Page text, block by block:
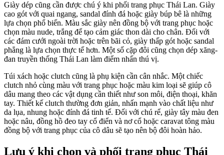
Giày dép cũng cần được chú ý khi phối trang phục Thái Lan. Giày
cao gót với quai ngang, sandal đính đá hoặc giày búp bê là những
lựa chọn phổ biến. Màu sắc giày nên đồng bộ với trang phục hoặc
chọn màu nude, trắng để tạo cảm giác thon dài cho chân. Đối với
các đám cưới ngoài trời hoặc trên bãi cỏ, giày thấp gót hoặc sandal
phẳng là lựa chọn thực tế hơn. Một số cặp đôi cũng chọn dép xăng-
đan truyền thống Thái Lan làm điểm nhấn thú vị.
Túi xách hoặc clutch cũng là phụ kiện cần cân nhắc. Một chiếc
clutch nhỏ cùng màu với trang phục hoặc màu kim loại sẽ giúp cô
dâu mang theo các vật dụng cần thiết như son môi, điện thoại, khăn
tay. Thiết kế clutch thường đơn giản, nhấn mạnh vào chất liệu như
da lụa, nhung hoặc đính đá tinh tế. Đối với chú rể, giày tây màu đen
hoặc nâu, đồng hồ đeo tay cổ điển và nơ cổ hoặc caravat tông màu
đồng bộ với trang phục của cô dâu sẽ tạo nên bộ đôi hoàn hảo.
Lưu ý khi chọn và phối trang phục Thái